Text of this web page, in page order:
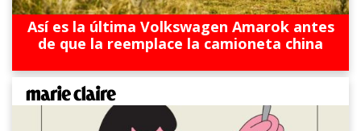
Así es la última Volkswagen Amarok antes
de que la reemplace la camioneta china